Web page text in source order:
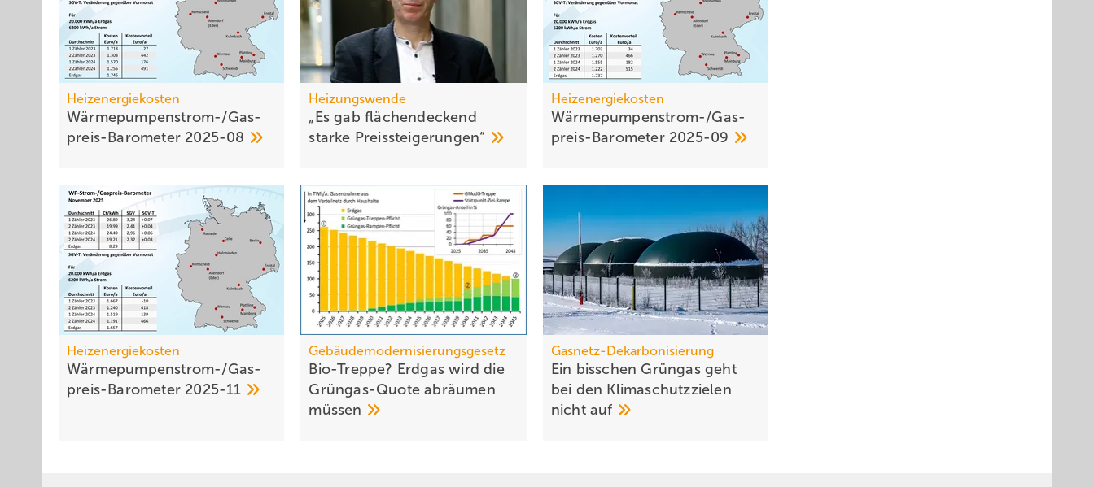
Heizenergiekosten
Wärmepumpen­strom-/Gas­
preis-Baro­meter 2025-08
Heizungswende
„Es gab flächen­deckend
starke Preis­steigerungen“
Heizenergiekosten
Wärmepumpen­strom-/Gas­
preis-Baro­meter 2025-09
Heizenergiekosten
Wärmepumpen­strom-/Gas­
preis-Baro­meter 2025-11
Gebäudemodernisierungsgesetz
Bio-Treppe? Erdgas wird die
Grüngas-Quote abräumen
müssen
Gasnetz-Dekarbonisierung
Ein bisschen Grüngas geht
bei den Klima­schutz­zielen
nichtauf